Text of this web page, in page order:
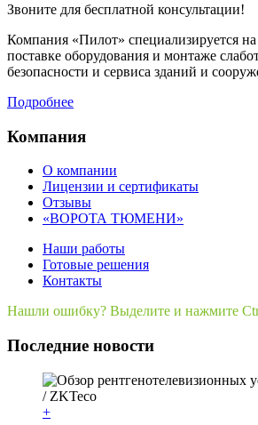
Звоните для бесплатной консультации!
Компания «Пилот» специализируется
поставке оборудования и монтаже
безопасности и сервиса зданий и
Подробнее
Компания
О компании
Лицензии и сертификаты
Отзывы
«ВОРОТА ТЮМЕНИ»
Наши работы
Готовые решения
Контакты
Нашли ошибку? Выделите и нажмите
Последние новости
+